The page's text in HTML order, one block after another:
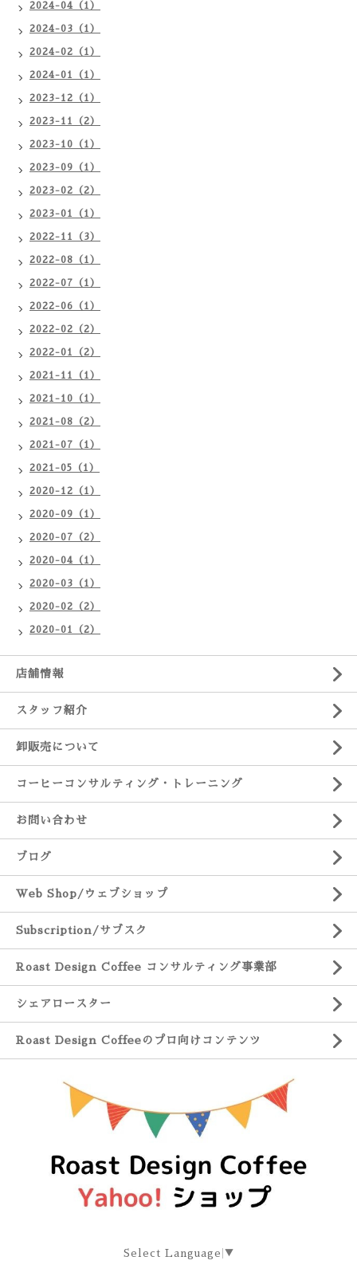
2024-04（1）
2024-03（1）
2024-02（1）
2024-01（1）
2023-12（1）
2023-11（2）
2023-10（1）
2023-09（1）
2023-02（2）
2023-01（1）
2022-11（3）
2022-08（1）
2022-07（1）
2022-06（1）
2022-02（2）
2022-01（2）
2021-11（1）
2021-10（1）
2021-08（2）
2021-07（1）
2021-05（1）
2020-12（1）
2020-09（1）
2020-07（2）
2020-04（1）
2020-03（1）
2020-02（2）
2020-01（2）
店舗情報
スタッフ紹介
卸販売について
コーヒーコンサルティング・トレーニング
お問い合わせ
ブログ
Web Shop/ウェブショップ
Subscription/サブスク
Roast Design Coffee コンサルティング事業部
シェアロースター
Roast Design Coffeeのプロ向けコンテンツ
Select Language ▼